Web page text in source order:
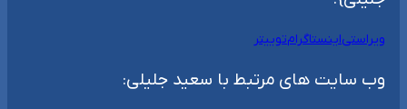
ویراستیاینستاگرامتوییتر
وب سایت های مرتبط با سعید جلیلی: